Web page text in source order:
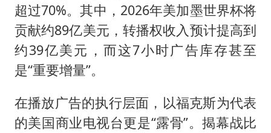
超过70%。其中，2026年美加墨世界杯将
贡献约89亿美元，转播权收入预计提高到
约39亿美元，而这7小时广告库存甚至
是“重要增量”。
在播放广告的执行层面，以福克斯为代表
的美国商业电视台更是“露骨”。揭幕战比